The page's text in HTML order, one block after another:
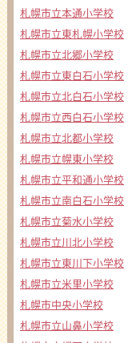
札幌市立本通小学校
札幌市立東札幌小学校
札幌市立北郷小学校
札幌市立東白石小学校
札幌市立北白石小学校
札幌市立西白石小学校
札幌市立北都小学校
札幌市立幌東小学校
札幌市立平和通小学校
札幌市立南白石小学校
札幌市立菊水小学校
札幌市立川北小学校
札幌市立東川下小学校
札幌市立米里小学校
札幌市中央小学校
札幌市立山鼻小学校